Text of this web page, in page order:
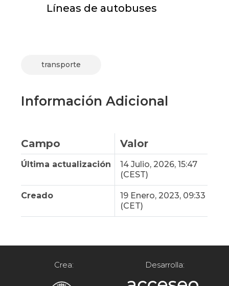
Líneas de autobuses
transporte
Información Adicional
Campo Valor
Última actualización
14 Julio, 2026, 15:47
(CEST)
Creado
19 Enero, 2023, 09:33
(CET)
Crea: Desarrolla: